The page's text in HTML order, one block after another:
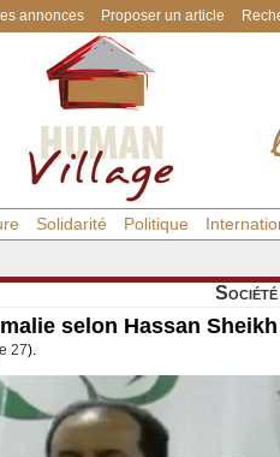
annonces Proposer un article
Solidarité Politique
Société
selon Hassan
27).